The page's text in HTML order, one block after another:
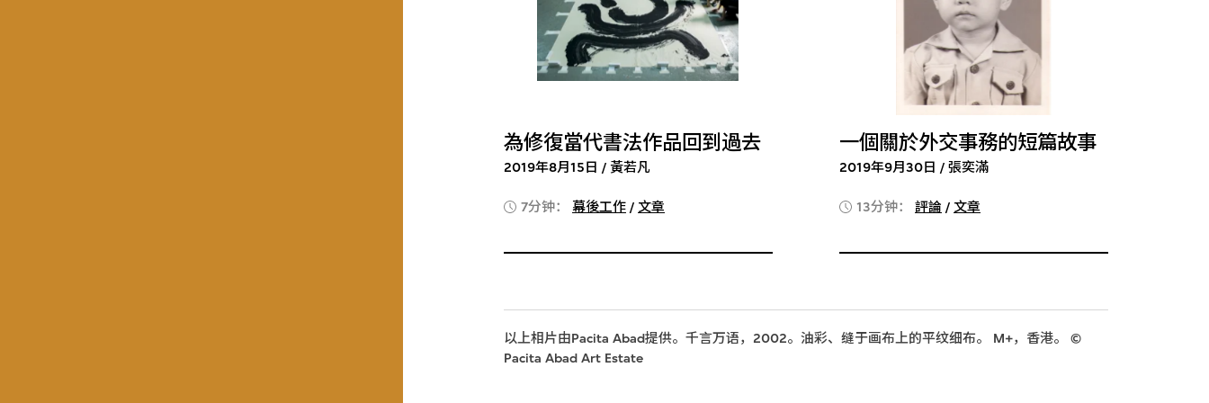
為修復當代書法作品回到過去
2019年8月15日 / 黃若凡
7分钟： 幕後工作/ 文章
一個關於外交事務的短篇故事
2019年9月30日 / 張奕滿
13分钟： 評論 / 文章
以上相片由Pacita Abad提供。千言万语，2002。油彩、缝于画布上的平纹细布。 M+，香港。 ©
Pacita Abad Art Estate